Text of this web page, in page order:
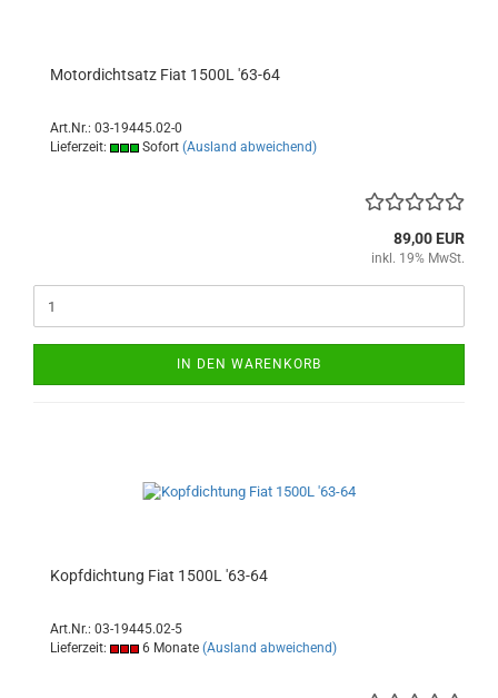
Motordichtsatz Fiat 1500L '63-64
Art.Nr.: 03-19445.02-0
Lieferzeit:
Sofort (Ausland abweichend)
89,00 EUR
inkl. 19% MwSt.
IN DEN WARENKORB
Kopfdichtung Fiat 1500L '63-64
Art.Nr.: 03-19445.02-5
Lieferzeit:
6 Monate (Ausland abweichend)